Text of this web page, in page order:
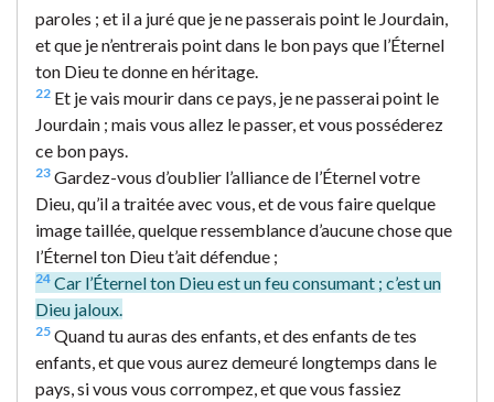
paroles ; et il a juré que je ne passerais point le Jourdain,
et que je n’entrerais point dans le bon pays que l’Éternel
ton Dieu te donne en héritage.
22 Et je vais mourir dans ce pays, je ne passerai point le
Jourdain ; mais vous allez le passer, et vous posséderez
ce bon pays.
23 Gardez-vous d’oublier l’alliance de l’Éternel votre
Dieu, qu’il a traitée avec vous, et de vous faire quelque
image taillée, quelque ressemblance d’aucune chose que
l’Éternel ton Dieu t’ait défendue ;
24 Car l’Éternel ton Dieu est un feu consumant ; c’est un
Dieu jaloux.
25 Quand tu auras des enfants, et des enfants de tes
enfants, et que vous aurez demeuré longtemps dans le
pays, si vous vous corrompez, et que vous fassiez